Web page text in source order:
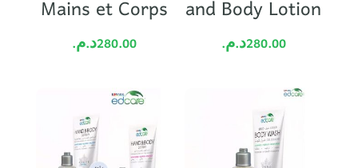
Mains et Corps
280.00د.م.
and Body Lotion
280.00د.م.